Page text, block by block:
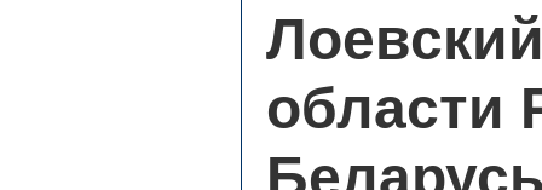
области